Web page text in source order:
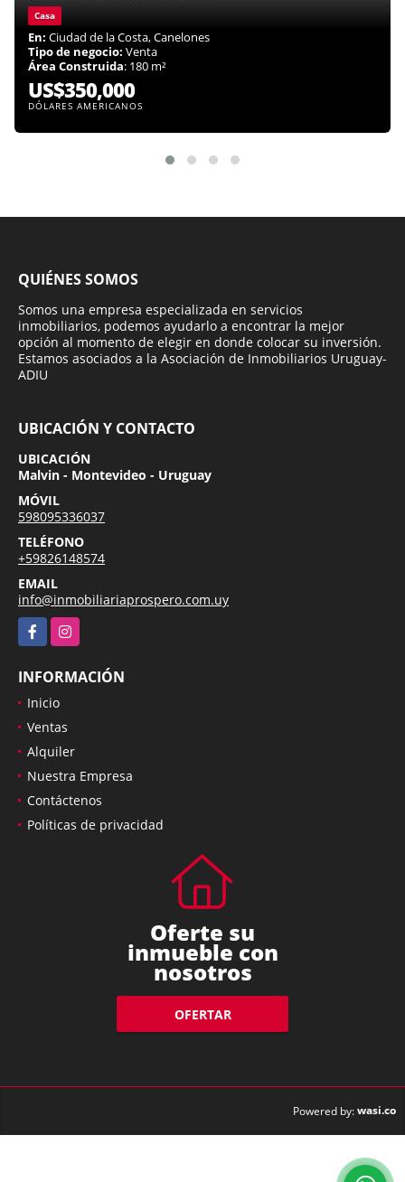
Casa
En: Ciudad de la Costa, Canelones
Tipo de negocio: Venta
Área Construida: 180 m²
US$350,000
DÓLARES AMERICANOS
QUIÉNES SOMOS
Somos una empresa especializada en servicios
inmobiliarios, podemos ayudarlo a encontrar la mejor
opción al momento de elegir en donde colocar su inversión.
Estamos asociados a la Asociación de Inmobiliarios Uruguay-
ADIU
UBICACIÓN Y CONTACTO
UBICACIÓN
Malvin - Montevideo - Uruguay
MÓVIL
598095336037
TELÉFONO
+59826148574
EMAIL
info@inmobiliariaprospero.com.uy
FacebookInstagram
INFORMACIÓN
Inicio
Ventas
Alquiler
Nuestra Empresa
Contáctenos
Oferte su
inmueble con
nosotros
OFERTAR
Powered by:wasi.co